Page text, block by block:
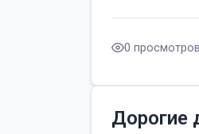
0 просмотров
Дорогие